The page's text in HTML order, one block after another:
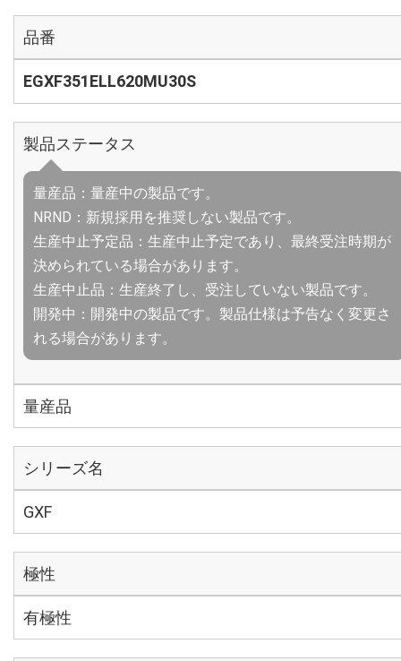
品番
EGXF351ELL620MU30S
製品ステータス
量産品：量産中の製品です。
NRND：新規採用を推奨しない製品です。
生産中止予定品：生産中止予定であり、最終受注時期が
決められている場合があります。
生産中止品：生産終了し、受注していない製品です。
開発中：開発中の製品です。製品仕様は予告なく変更さ
れる場合があります。
量産品
シリーズ名
GXF
極性
有極性